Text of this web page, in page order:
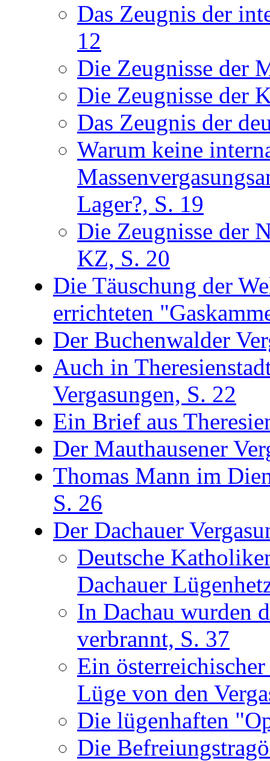
Das Zeugnis der
12
Die Zeugnisse der
Die Zeugnisse der
Das Zeugnis der
Warum keine
Lager?, S. 19
Die Zeugnisse der
KZ, S. 20
Die Täuschung der
errichteten
Der Buchenwalder
Auch in
Vergasungen, S. 22
Ein Brief aus
Der Mauthausener
Thomas Mann im
S. 26
Der Dachauer
Deutsche
Dachauer
In Dachau wurden
verbrannt, S. 37
Ein
Lüge von den
Die lügenhaften
Die